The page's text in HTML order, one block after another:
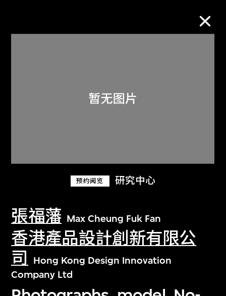
预约阅览 研究中心
張福藩 Max Cheung Fuk Fan
香港產品設計創新有限公
司
Hong Kong Design Innovation
Company Ltd
关于M+藏品
探索世界顶级的二十及二十一世纪视觉
文化藏品。